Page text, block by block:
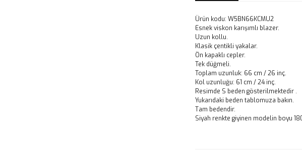
Ürün kodu: W5BN66KCMU2
Esnek viskon karışımlı blazer.
Uzun kollu.
Klasik çentikli yakalar.
Ön kapaklı cepler.
Tek düğmeli.
Toplam uzunluk: 66 cm / 26 inç.
Kol uzunluğu: 61 cm / 24 inç.
Resimde S beden gösterilmektedir .
Yukarıdaki beden tablomuza bakın.
Tam bedendir.
Siyah renkte giyinen modelin boyu